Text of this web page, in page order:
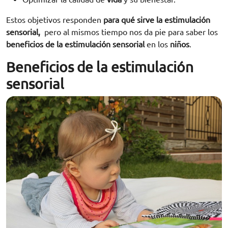
Estos objetivos responden para qué sirve la estimulación
sensorial, pero al mismos tiempo nos da pie para saber los
beneficios de la estimulación sensorialen los niños.
Beneficios de la estimulación
sensorial